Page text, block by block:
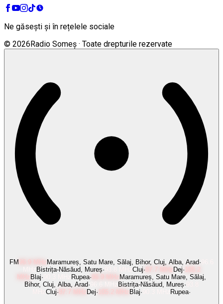
Ne găsești și în rețelele sociale
© 2026Radio Someș · Toate drepturile rezervate
FM Maramureș, Satu Mare, Sălaj, Bihor, Cluj, Alba, Arad·
Bistrița-Năsăud, Mureș· Cluj· Dej·
Blaj· Rupea·
Maramureș, Satu Mare, Sălaj,
Bihor, Cluj, Alba, Arad· Bistrița-Năsăud, Mureș·
Cluj· Dej· Blaj· Rupea·